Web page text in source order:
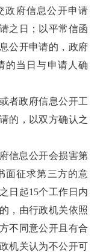
政府信息公开申请
之日；以平常信函
公开申请的，政府
的当日与申请人确
者政府信息公开工
的，以双方确认之
信息公开会损害第
面征求第三方的意
日起15个工作日内
，由行政机关依照
不同意公开且有合
机关认为不公开可